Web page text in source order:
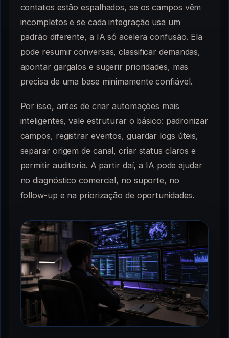
contatos estão espalhados, se os campos vêm
incompletos e se cada integração usa um
padrão diferente, a IA só acelera confusão. Ela
pode resumir conversas, classificar demandas,
apontar gargalos e sugerir prioridades, mas
precisa de uma base minimamente confiável.
Por isso, antes de criar automações mais
inteligentes, vale estruturar o básico: padronizar
campos, registrar eventos, guardar logs úteis,
separar origem de canal, criar status claros e
permitir auditoria. A partir daí, a IA pode ajudar
no diagnóstico comercial, no suporte, no
follow-up e na priorização de oportunidades.